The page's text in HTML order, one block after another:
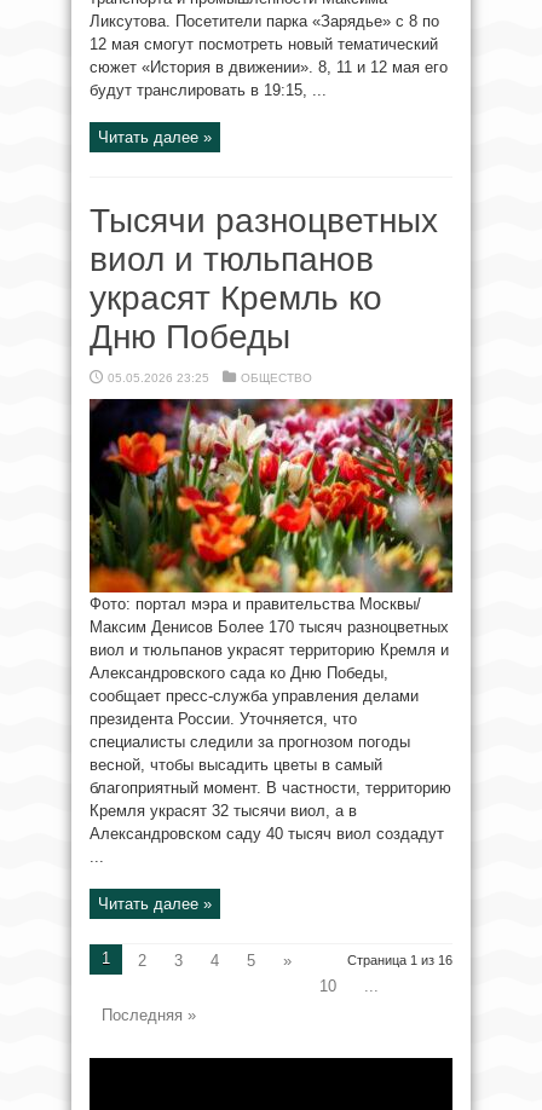
Ликсутова. Посетители парка «Зарядье» с 8 по
12 мая смогут посмотреть новый тематический
сюжет «История в движении». 8, 11 и 12 мая его
будут транслировать в 19:15, ...
Читать далее »
Тысячи разноцветных
виол и тюльпанов
украсят Кремль ко
Дню Победы
05.05.2026 23:25 ОБЩЕСТВО
Фото: портал мэра и правительства Москвы/
Максим Денисов Более 170 тысяч разноцветных
виол и тюльпанов украсят территорию Кремля и
Александровского сада ко Дню Победы,
сообщает пресс-служба управления делами
президента России. Уточняется, что
специалисты следили за прогнозом погоды
весной, чтобы высадить цветы в самый
благоприятный момент. В частности, территорию
Кремля украсят 32 тысячи виол, а в
Александровском саду 40 тысяч виол создадут
...
Читать далее »
Страница 1 из 16
1 2 3 4 5
»
10
...
Последняя »